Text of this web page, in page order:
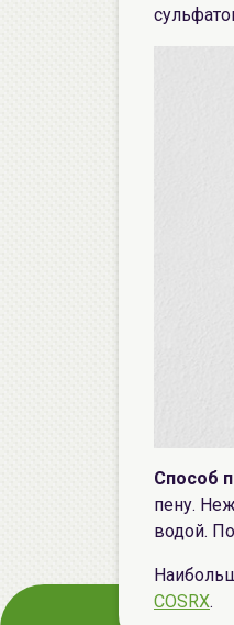
Способ
пену.
водой.
COSRX.